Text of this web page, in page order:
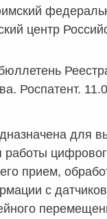
центр
Роспатент.
для
прием,
с